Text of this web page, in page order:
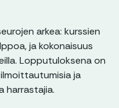
arkea: kurssien
ja kokonaisuus
Lopputuloksena on
ja
harrastajia.